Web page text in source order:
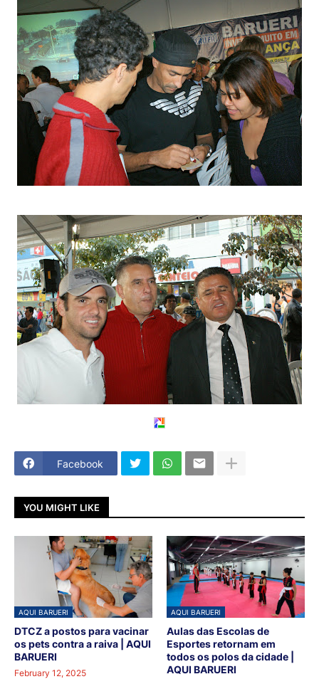
Facebook
YOU MIGHT LIKE
AQUI BARUERI
DTCZ a postos para vacinar
os pets contra a raiva | AQUI
BARUERI
February 12, 2025
AQUI BARUERI
Aulas das Escolas de
Esportes retornam em
todos os polos da cidade |
AQUI BARUERI